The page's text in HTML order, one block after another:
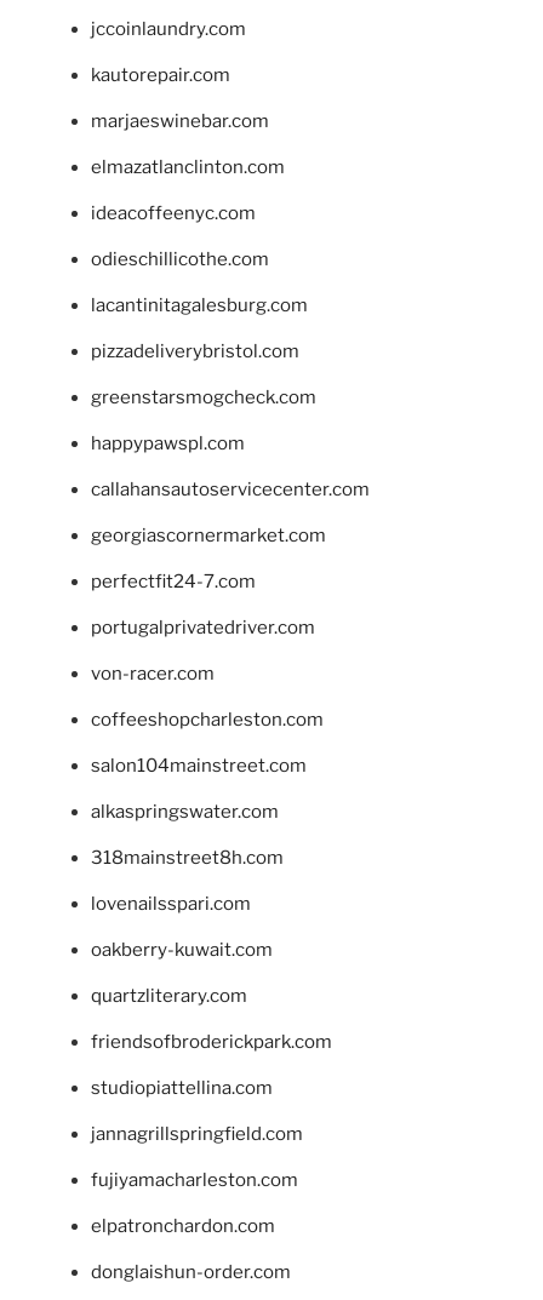
jccoinlaundry.com
kautorepair.com
marjaeswinebar.com
elmazatlanclinton.com
ideacoffeenyc.com
odieschillicothe.com
lacantinitagalesburg.com
pizzadeliverybristol.com
greenstarsmogcheck.com
happypawspl.com
callahansautoservicecenter.com
georgiascornermarket.com
perfectfit24-7.com
portugalprivatedriver.com
von-racer.com
coffeeshopcharleston.com
salon104mainstreet.com
alkaspringswater.com
318mainstreet8h.com
lovenailsspari.com
oakberry-kuwait.com
quartzliterary.com
friendsofbroderickpark.com
studiopiattellina.com
jannagrillspringfield.com
fujiyamacharleston.com
elpatronchardon.com
donglaishun-order.com